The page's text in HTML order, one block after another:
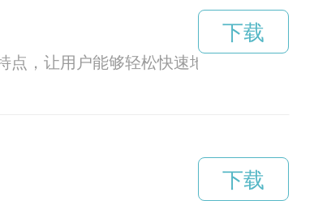
点，让用户能够轻松快速地下载到所需的
下载
下载